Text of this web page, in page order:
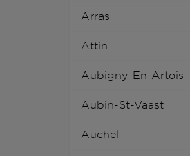
Arras
Attin
Aubigny-En-Artois
Aubin-St-Vaast
Auchel